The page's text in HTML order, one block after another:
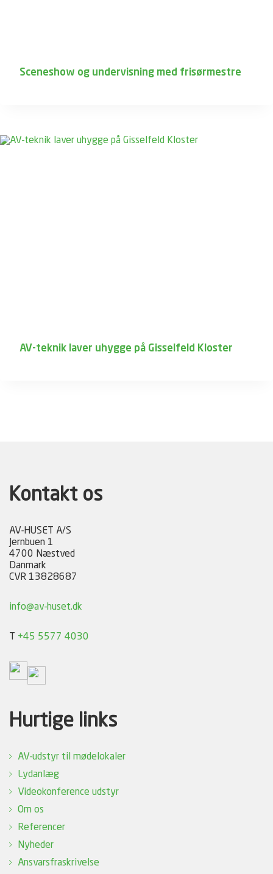
Sceneshow og undervisning med frisørmestre
AV-teknik laver uhygge på Gisselfeld Kloster
Kontakt os
AV-HUSET A/S
Jernbuen 1
4700 Næstved
Danmark
CVR 13828687
info@av-huset.dk
+45 5577 4030
Hurtige links
AV-udstyr til mødelokaler
Lydanlæg
Videokonference udstyr
Om os
Referencer
Nyheder
Ansvarsfraskrivelse